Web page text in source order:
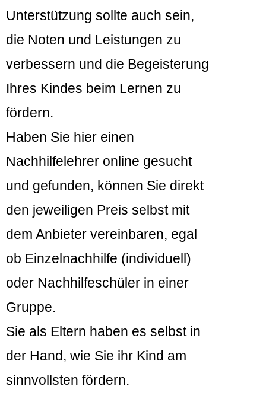
Unterstützung sollte auch sein,
die Noten und Leistungen zu
verbessern und die Begeisterung
Ihres Kindes beim Lernen zu
fördern.
Haben Sie hier einen
Nachhilfelehrer online gesucht
und gefunden, können Sie direkt
den jeweiligen Preis selbst mit
dem Anbieter vereinbaren, egal
ob Einzelnachhilfe (individuell)
oder Nachhilfeschüler in einer
Gruppe.
Sie als Eltern haben es selbst in
der Hand, wie Sie ihr Kind am
sinnvollsten fördern.